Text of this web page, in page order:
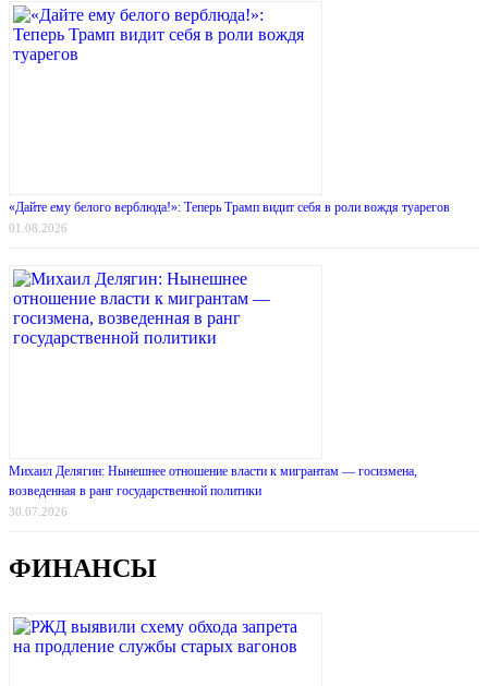
«Дайте ему белого верблюда!»: Теперь Трамп видит себя в роли вождя туарегов
01.08.2026
Михаил Делягин: Нынешнее отношение власти к мигрантам — госизмена,
возведенная в ранг государственной политики
30.07.2026
ФИНАНСЫ